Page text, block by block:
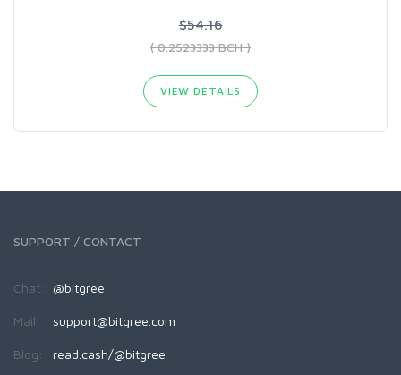
$54.16
( 0.2523333 BCH )
VIEW DETAILS
SUPPORT / CONTACT
Chat: @bitgree
Mail: support@bitgree.com
Blog: read.cash/@bitgree